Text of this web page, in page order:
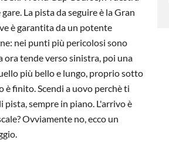
La pista da seguire è la Gran
è garantita da un potente
nei punti più pericolosi sono
ora tende verso sinistra, poi una
più bello e lungo, proprio sotto
è finito. Scendi a uovo perchè ti
sempre in piano. L'arrivo è
Ovviamente no, ecco un